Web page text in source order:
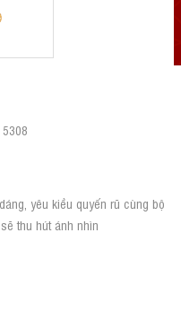
yêu kiều quyến rũ cùng bộ
thu hút ánh nhìn